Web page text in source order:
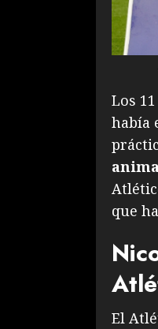
Los
había
que
El